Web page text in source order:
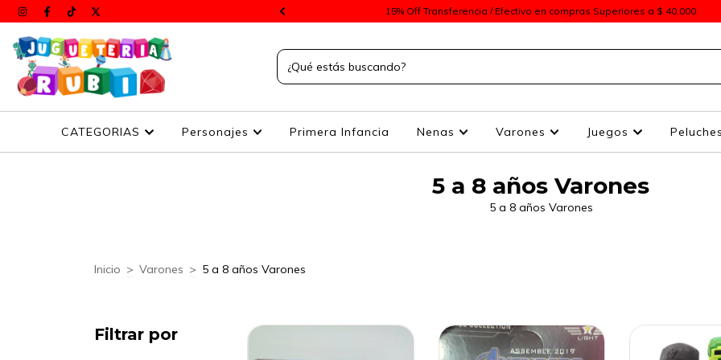
a todos el país 15% Off Transferencia / Efectivo en compras Superiores a $ 40.000
CATEGORIAS Personajes Primera Infancia Nenas Varones Juegos Peluches
5 a 8 años Varones
5 a 8 años Varones
Inicio > Varones > 5 a 8 años Varones
Filtrar por